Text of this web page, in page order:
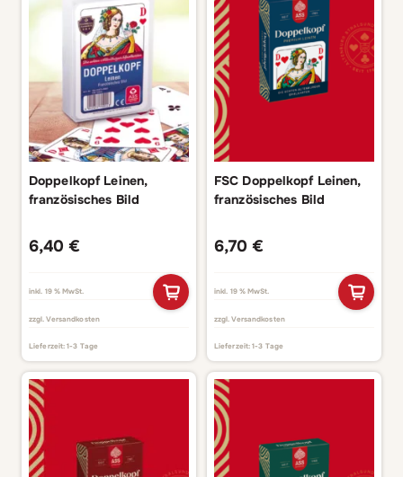
Doppelkopf Leinen,
französisches Bild
6,40 €
inkl. 19 % MwSt.
zzgl. Versandkosten
Lieferzeit:1-3 Tage
FSC Doppelkopf Leinen,
französisches Bild
6,70 €
inkl. 19 % MwSt.
zzgl. Versandkosten
Lieferzeit:1-3 Tage